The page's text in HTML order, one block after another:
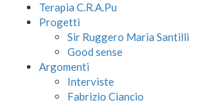
Terapia C.R.A.Pu
Progetti
Sir Ruggero Maria Santilli
Good sense
Argomenti
Interviste
Fabrizio Ciancio